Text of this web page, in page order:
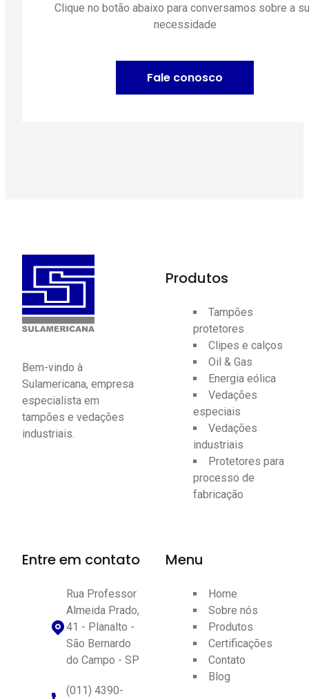
Clique no botão abaixo para conversamos sobre a
necessidade
Fale conosco
Bem-vindo à
Sulamericana, empresa
especialista em
tampões e vedações
industriais.
Produtos
Tampões
protetores
Clipes e calços
Oil & Gas
Energia eólica
Vedações
especiais
Vedações
industriais
Protetores para
processo de
fabricação
Entre em contato
Rua Professor
Almeida Prado,
41 - Planalto -
São Bernardo
do Campo - SP
(011) 4390-
Menu
Home
Sobre nós
Produtos
Certificações
Contato
Blog